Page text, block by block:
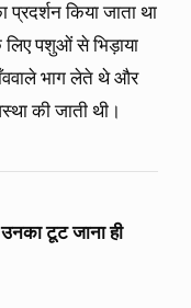
किया जाता था
पशुओं से भिड़ाया
भाग लेते थे और
की जाती थी।
टूट जाना ही